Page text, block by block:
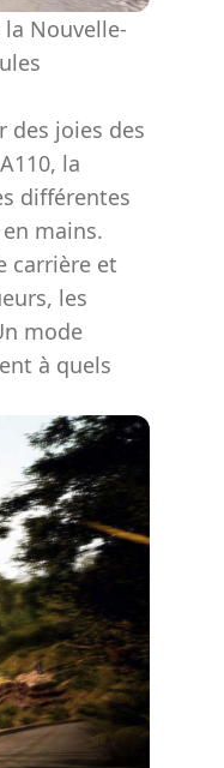
Nouvelle-
des joies des
la
différentes
mains.
carrière et
les
mode
à quels